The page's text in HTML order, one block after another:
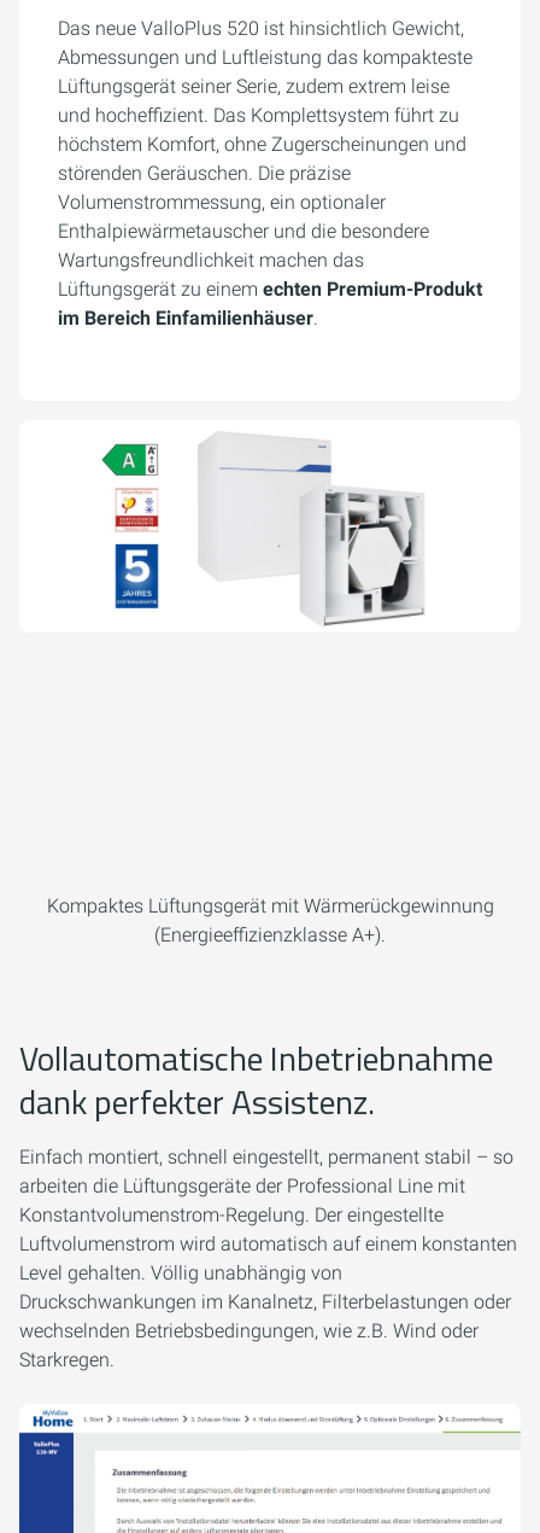
Das neue ValloPlus 520 ist hinsichtlich Gewicht,
Abmessungen und Luftleistung das kompakteste
Lüftungsgerät seiner Serie, zudem extrem leise
und hocheffizient. Das Komplettsystem führt zu
höchstem Komfort, ohne Zugerscheinungen und
störenden Geräuschen. Die präzise
Volumenstrommessung, ein optionaler
Enthalpiewärmetauscher und die besondere
Wartungsfreundlichkeit machen das
Lüftungsgerät zu einem echten Premium-Produkt
im Bereich Einfamilienhäuser.
Kompaktes Lüftungsgerät mit Wärmerückgewinnung
(Energieeffizienzklasse A+).
Vollautomatische Inbetriebnahme
dank perfekter Assistenz.
Einfach montiert, schnell eingestellt, permanent stabil – so
arbeiten die Lüftungsgeräte der Professional Line mit
Konstantvolumenstrom-Regelung. Der eingestellte
Luftvolumenstrom wird automatisch auf einem konstanten
Level gehalten. Völlig unabhängig von
Druckschwankungen im Kanalnetz, Filterbelastungen oder
wechselnden Betriebsbedingungen, wie z.B. Wind oder
Starkregen.